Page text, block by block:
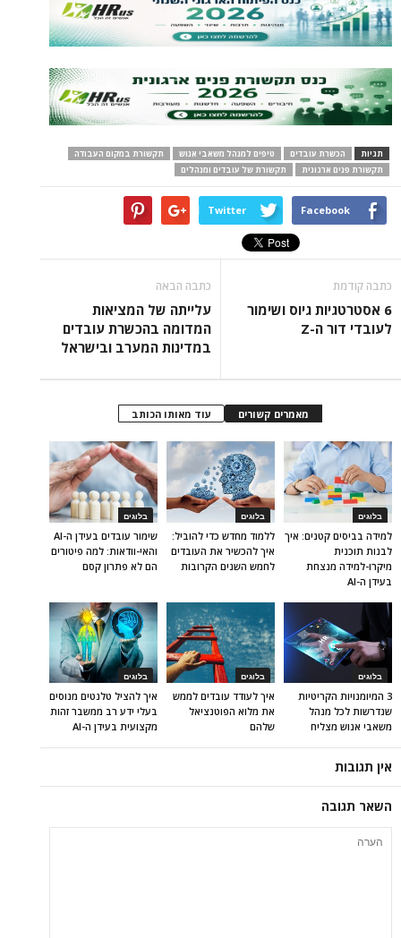
תגיות הכשרת עובדים טיפים למנהל משאבי אנוש
תקשורת במקום העבודה
תקשורת פנים ארגונית
תקשורת של עובדים ומנהלים
Facebook
Twitter
כתבה קודמת
6 אסטרטגיות גיוס ושימור
לעובדי דור ה-Z
כתבה הבאה
עלייתה של המציאות
המדומה בהכשרת עובדים
במדינות המערב ובישראל
מאמרים קשורים עוד מאותו הכותב
בלוגים
שימור עובדים בעידן ה-AI
והאי-וודאות: למה פיטורים
הם לא פתרון קסם
בלוגים
ללמוד מחדש כדי להוביל:
איך להכשיר את העובדים
לחמש השנים הקרובות
בלוגים
למידה בביסים קטנים: איך
לבנות תוכנית
מיקרו-למידה מנצחת
בעידן ה-AI
בלוגים
איך להציל טלנטים מנוסים
בעלי ידע רב ממשבר זהות
מקצועית בעידן ה-AI
בלוגים
איך לעודד עובדים לממש
את מלוא הפוטנציאל
שלהם
בלוגים
3 המיומנויות הקריטיות
שנדרשות לכל מנהל
משאבי אנוש מצליח
אין תגובות
השאר תגובה